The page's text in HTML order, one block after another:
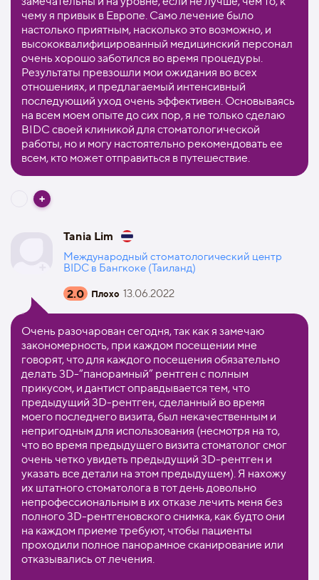
чему я привык в Европе. Само лечение было
настолько приятным, насколько это возможно, и
высококвалифицированный медицинский персонал
очень хорошо заботился во время процедуры.
Результаты превзошли мои ожидания во всех
отношениях, и предлагаемый интенсивный
последующий уход очень эффективен. Основываясь
на всем моем опыте до сих пор, я не только сделаю
BIDC своей клиникой для стоматологической
работы, но и могу настоятельно рекомендовать ее
всем, кто может отправиться в путешествие.
Tania Lim
Международный стоматологический центр
BIDC в Бангкоке (Таиланд)
2.0 Плохо 13.06.2022
Очень разочарован сегодня, так как я замечаю
закономерность, при каждом посещении мне
говорят, что для каждого посещения обязательно
делать 3D-“панорамный” рентген с полным
прикусом, и дантист оправдывается тем, что
предыдущий 3D-рентген, сделанный во время
моего последнего визита, был некачественным и
непригодным для использования (несмотря на то,
что во время предыдущего визита стоматолог смог
очень четко увидеть предыдущий 3D-рентген и
указать все детали на этом предыдущем). Я нахожу
их штатного стоматолога в тот день довольно
непрофессиональным в их отказе лечить меня без
полного 3D-рентгеновского снимка, как будто они
на каждом приеме требуют, чтобы пациенты
проходили полное панорамное сканирование или
отказывались от лечения.